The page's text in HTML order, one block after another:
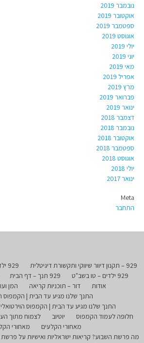
נובמבר 2019
אוקטובר 2019
ספטמבר 2019
אוגוסט 2019
יולי 2019
יוני 2019
מאי 2019
אפריל 2019
מרץ 2019
פברואר 2019
ינואר 2019
דצמבר 2018
נובמבר 2018
אוקטובר 2018
ספטמבר 2018
אוגוסט 2018
יולי 2018
ינואר 2017
Meta
התחבר
929 – תקנון דיוור שיווקי ותקשורת דיגיטלית 929 ילדים
929 ילדים – טו בשב"ט
929 תנך – דף הבית
אודות
דור – תוכניות קריאה
המן
התנך שלנו מגיע עד הבית | הקמפוס
התנך שלנו מגיע עד הבית | הקמפוס הוירטואלי
חלופה לעמוד הקמפוס
יוטיוב לצמוח מתוך
מאחורי הקלעים
מאחורי
מה פרשת השבוע? קריאות ישראליות ואישיות על